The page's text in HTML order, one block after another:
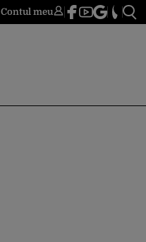
Contul meu